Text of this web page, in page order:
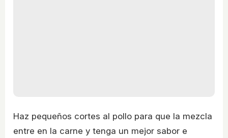
Haz pequeños cortes al pollo para que la mezcla
entre en la carne y tenga un mejor sabor e